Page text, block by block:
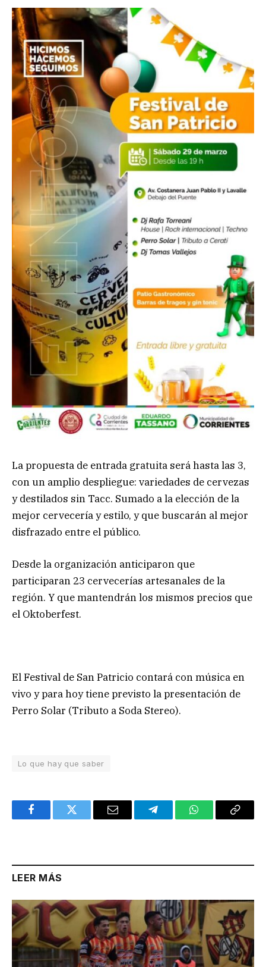
La propuesta de entrada gratuita será hasta las 3,
con un amplio despliegue: variedades de cervezas
y destilados sin Tacc. Sumado a la elección de la
mejor cervecería y estilo, y que buscarán al mejor
disfrazado entre el público.
Desde la organización anticiparon que
participaran 23 cervecerías artesanales de la
región. Y que mantendrán los mismos precios que
el Oktoberfest.
El Festival de San Patricio contará con música en
vivo y para hoy tiene previsto la presentación de
Perro Solar (Tributo a Soda Stereo).
Lo que hay que saber
FacebookTwitter Email TelegramWhatsAppCopy
LEER MÁS